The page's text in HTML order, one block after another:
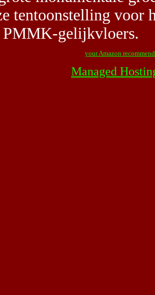
tentoonstelling voor
PMMK-gelijkvloers.
your Amazon
Managed